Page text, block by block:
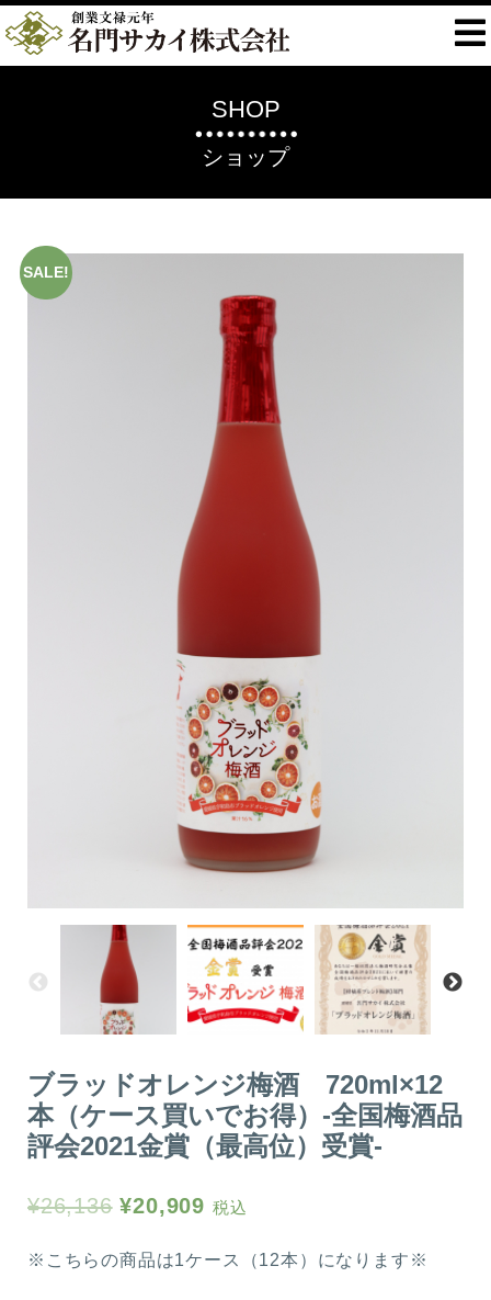
SHOP
ショップ
SALE!
ブラッドオレンジ梅酒 720ml×12
本（ケース買いでお得）-全国梅酒品
評会2021金賞（最高位）受賞-
¥26,136 ¥20,909 税込
※こちらの商品は1ケース（12本）になります※